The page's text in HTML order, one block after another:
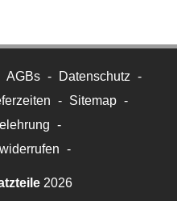
AGBs - Datenschutz -
- Sitemap -
-
-
2026